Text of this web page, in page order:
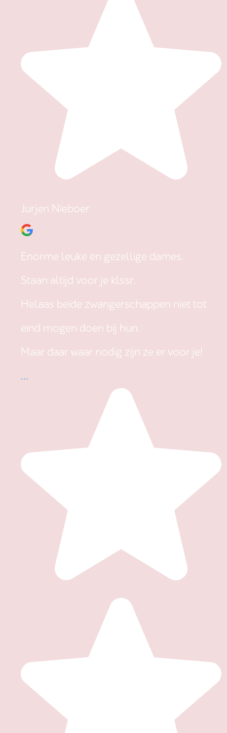
Jurjen Nieboer
Enorme leuke en gezellige dames.
Staan altijd voor je klssr.
Helaas beide zwangerschappen niet tot
eind mogen doen bij hun.
Maar daar waar nodig zijn ze er voor je!
...